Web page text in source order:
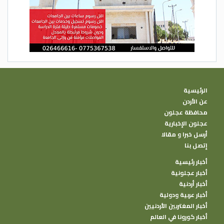
قد تشعرين بالألم أثناء لبس الأقراط، فقط
افركي شحمة أذنيك بقليل من الفازلين قبل
إدخال القرطين، ليصبح الأمر أسهل وأكثر راحة
من ذي قبل.
الدستور- رصد
الرئيسية
عن الأردن
محافظة عجلون
عجلون الإخبارية
أرسل خبرا و مقالا
إتصل بنا
أخبار رئيسية
أخبار عجلونية
أخبار أردنية
أخبار عربية ودولية
أخبار المغتربين الأردنيين
أخبار كورونا في العالم